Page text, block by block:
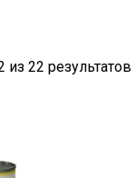
из 22 результатов